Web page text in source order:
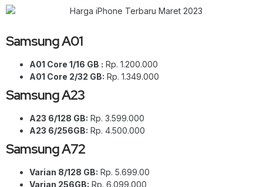
Samsung A01
A01 Core 1/16 GB : Rp. 1.200.000
A01 Core 2/32 GB: Rp. 1.349.000
Samsung A23
A23 6/128 GB: Rp. 3.599.000
A23 6/256GB: Rp. 4.500.000
Samsung A72
Varian 8/128 GB: Rp. 5.699.00
Varian 256GB: Rp. 6.099.000